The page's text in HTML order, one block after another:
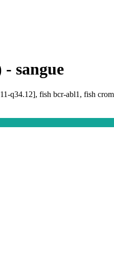
sangue
q34.12], fish bcr-abl1, fish